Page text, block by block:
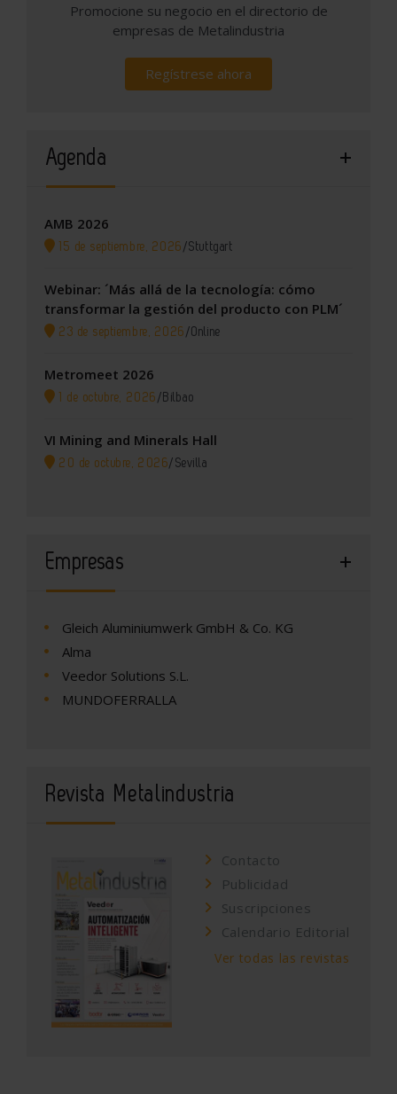
Promocione su negocio en el directorio de
empresas de Metalindustria
Regístrese ahora
Agenda
AMB 2026
15 de septiembre, 2026 /Stuttgart
Webinar: ´Más allá de la tecnología: cómo
transformar la gestión del producto con PLM´
23 de septiembre, 2026 /Online
Metromeet 2026
1 de octubre, 2026 / Bilbao
VI Mining and Minerals Hall
20 de octubre, 2026/ Sevilla
Empresas
Gleich Aluminiumwerk GmbH & Co. KG
Alma
Veedor Solutions S.L.
MUNDOFERRALLA
Revista Metalindustria
Contacto
Publicidad
Suscripciones
Calendario Editorial
Ver todas las revistas